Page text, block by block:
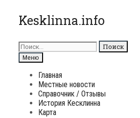
Перейти
к
Kesklinna.info
Поиск
для:
Поиск
Меню
Главная
Местные новости
Справочник / Отзывы
История Кесклинна
Карта